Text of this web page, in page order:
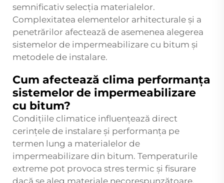
semnificativ selecția materialelor.
Complexitatea elementelor arhitecturale și a
penetrărilor afectează de asemenea alegerea
sistemelor de impermeabilizare cu bitum și
metodele de instalare.
Cum afectează clima performanța
sistemelor de impermeabilizare
cu bitum?
Condițiile climatice influențează direct
cerințele de instalare și performanța pe
termen lung a materialelor de
impermeabilizare din bitum. Temperaturile
extreme pot provoca stres termic și fisurare
dacă se aleg materiale necorespunzătoare.